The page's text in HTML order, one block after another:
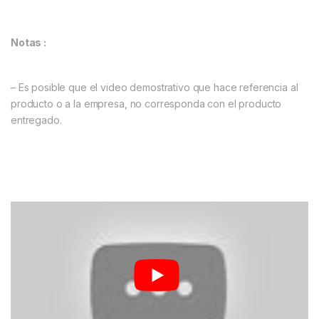
Notas :
– Es posible que el video demostrativo que hace referencia al
producto o a la empresa, no corresponda con el producto
entregado.